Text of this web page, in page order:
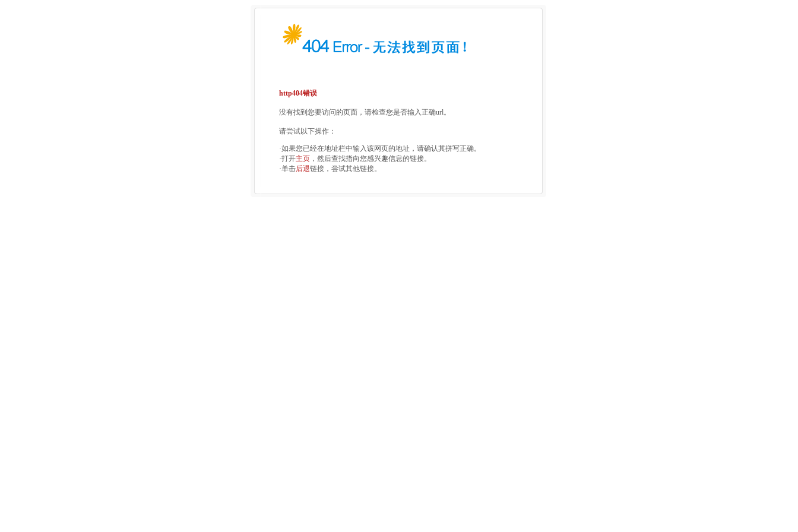
http404错误
没有找到您要访问的页面，请检查您是否输入正确url。
请尝试以下操作：
·如果您已经在地址栏中输入该网页的地址，请确认其拼写正确。
·打开主页 ，然后查找指向您感兴趣信息的链接。
·单击后退链接，尝试其他链接。